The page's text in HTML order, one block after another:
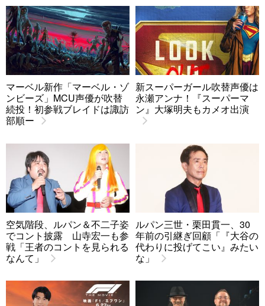
マーベル新作「マーベル・ゾ
ンビーズ」MCU声優が吹替
続投！初参戦ブレイドは諏訪
部順ー
新スーパーガール吹替声優は
永瀬アンナ！『スーパーマ
ン』大塚明夫もカメオ出演
空気階段、ルパン＆不二子姿
でコント披露 山寺宏一も参
戦「王者のコントを見られる
なんて」
ルパン三世・栗田貫一、30
年前の引継ぎ回顧「『大谷の
代わりに投げてこい』みたい
な」